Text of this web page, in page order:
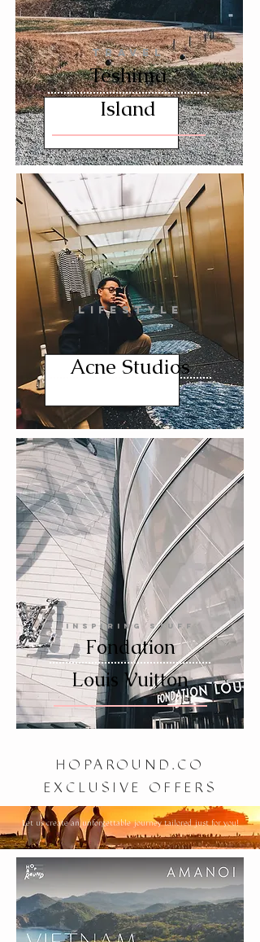
TRAVEL
Teshima
Island
LIFESTYLE
Acne Studios
INSPIRING STUFF
Fondation
Louis Vuitton
HOPAROUND.CO
EXCLUSIVE OFFERS
Let us create an unforgettable journey tailored just for you!